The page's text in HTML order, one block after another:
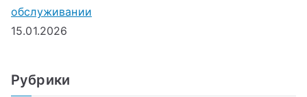
обслуживании
15.01.2026
Рубрики